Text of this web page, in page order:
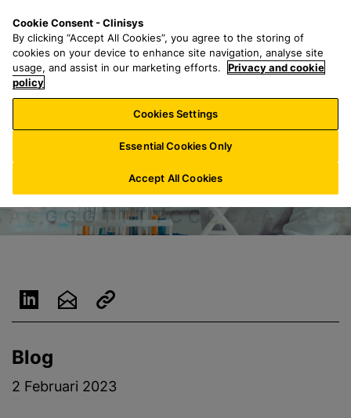
e
a
r
h
f
o
:
n
u
Blog
2 Februari 2023
Cookie Consent - Clinisys
By clicking “Accept All Cookies”, you agree to the storing of
cookies on your device to enhance site navigation, analyse site
usage, and assist in our marketing efforts.
Privacy and cookie
policy
Cookies Settings
Essential Cookies Only
Accept All Cookies